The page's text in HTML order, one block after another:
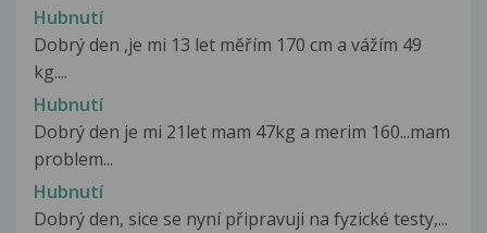
Hubnutí
Dobrý den ,je mi 13 let měřím 170 cm a vážím 49
kg....
Hubnutí
Dobrý den je mi 21let mam 47kg a merim 160...mam
problem...
Hubnutí
Dobrý den, sice se nyní připravuji na fyzické testy,...